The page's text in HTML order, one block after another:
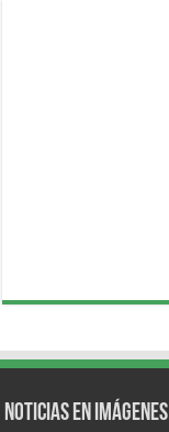
Noticias en Imágenes